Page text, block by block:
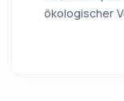
ökologischer